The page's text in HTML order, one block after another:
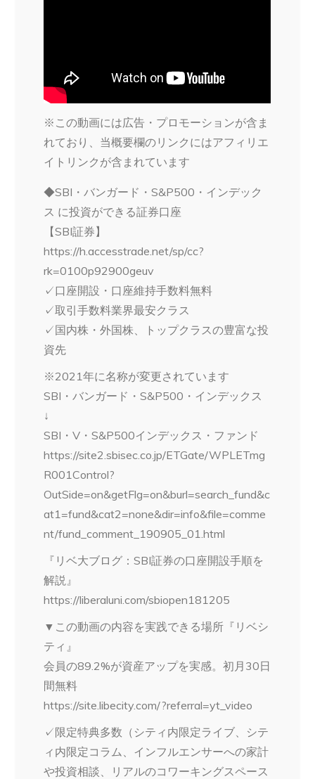
※この動画には広告・プロモーションが含ま
れており、当概要欄のリンクにはアフィリエ
イトリンクが含まれています
◆SBI・バンガード・S&P500・インデック
ス に投資ができる証券口座
【SBI証券】
https://h.accesstrade.net/sp/cc?
rk=0100p92900geuv
✓口座開設・口座維持手数料無料
✓取引手数料業界最安クラス
✓国内株・外国株、トップクラスの豊富な投
資先
※2021年に名称が変更されています
SBI・バンガード・S&P500・インデックス
↓
SBI・V・S&P500インデックス・ファンド
https://site2.sbisec.co.jp/ETGate/WPLETmg
R001Control?
OutSide=on&getFlg=on&burl=search_fund&c
at1=fund&cat2=none&dir=info&file=comme
nt/fund_comment_190905_01.html
『リベ大ブログ：SBI証券の口座開設手順を
解説』
https://liberaluni.com/sbiopen181205
▼この動画の内容を実践できる場所『リベシ
ティ』
会員の89.2%が資産アップを実感。初月30日
間無料
https://site.libecity.com/?referral=yt_video
✓限定特典多数（シティ内限定ライブ、シテ
ィ内限定コラム、インフルエンサーへの家計
や投資相談、リアルのコワーキングスペース